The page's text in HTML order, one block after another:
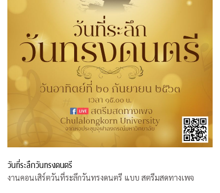
วันที่ระลึกวันทรงดนตรี
งานคอนเสิร์ตวันที่ระลึกวันทรงดนตรี แบบ สตรีมสดทางเพจ